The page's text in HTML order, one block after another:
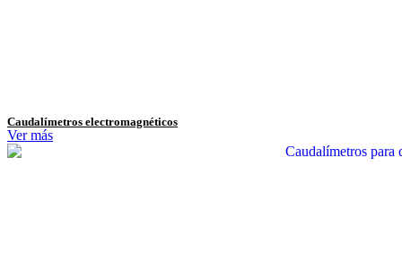
Caudalímetros electromagnéticos
Ver más